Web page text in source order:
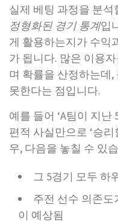
실제 베팅 과정을 분
정형화된 경기 통계입
게 활용하는지가 수익
가 됩니다. 많은 이용
며 확률을 산정하는데
못한다는 점입니다.
예를 들어 ‘A팀이 지
편적 사실만으로 ‘승
우, 다음을 놓칠 수 있
그 5경기 모두 하
주전 선수 의존도
이 예상됨